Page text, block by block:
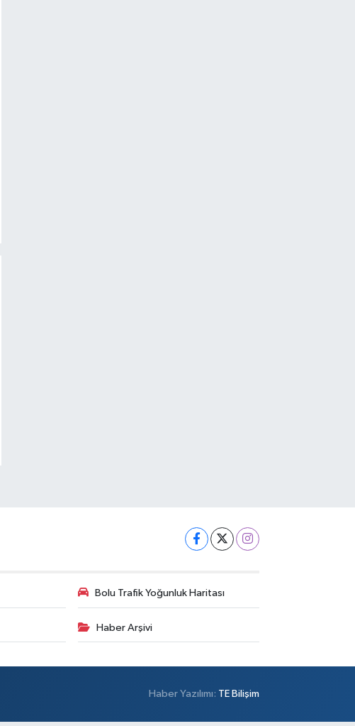
Bolu Trafik Yoğunluk Haritası
Haber Arşivi
Haber Yazılımı: TE Bilişim